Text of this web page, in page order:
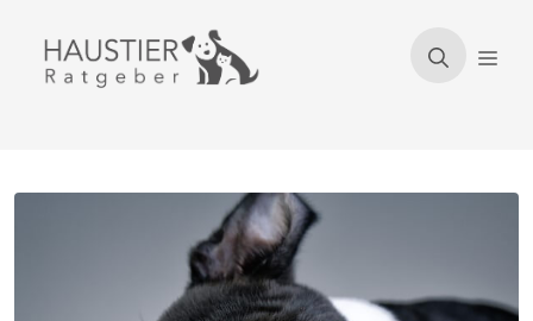
Inhalt
springen